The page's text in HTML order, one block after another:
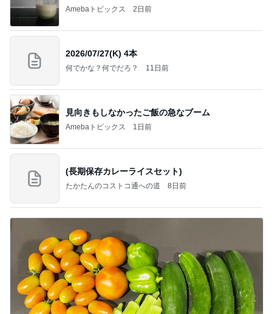
Amebaトピックス 2日前
2026/07/27(K) 4本
何でかな？何でだろ？ 11日前
見向きもしなかったご飯の急なブーム
Amebaトピックス 1日前
(長期保存カレーライスセット)
たかたんのコストコ通への道 8日前